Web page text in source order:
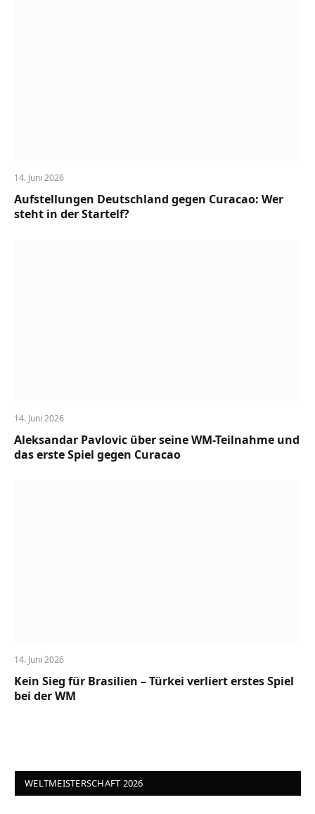
14. Juni 2026
Aufstellungen Deutschland gegen Curacao: Wer
steht in der Startelf?
14. Juni 2026
Aleksandar Pavlovic über seine WM-Teilnahme und
das erste Spiel gegen Curacao
14. Juni 2026
Kein Sieg für Brasilien – Türkei verliert erstes Spiel
bei der WM
WELTMEISTERSCHAFT 2026